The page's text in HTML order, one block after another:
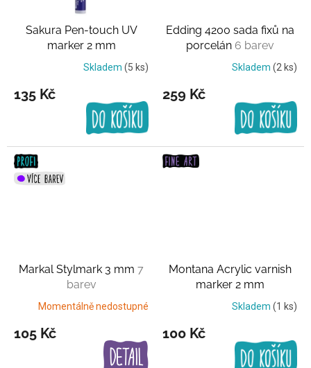
Sakura Pen-touch UV
marker 2 mm
Transparentní UV barva
Skladem (5 ks)
135 Kč
Edding 4200 sada fixů na
porcelán 6 barev
Skladem (2 ks)
259 Kč
Markal Stylmark 3 mm 7
barev
Momentálně nedostupné
105 Kč
Montana Acrylic varnish
marker 2 mm
Transparentní lak
Skladem (1 ks)
100 Kč